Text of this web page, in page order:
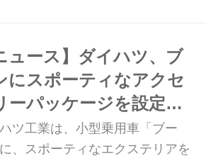
ュース】ダイハツ、ブ
にスポーティなアクセ
ーパッケージを設定
年10月3日
ツ工業は、小型乗用車「ブー
、スポーティなエクステリアを